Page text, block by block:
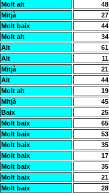
Molt alt 48
Mitjà 27
Molt baix 44
Molt alt 34
Alt 61
Alt 11
Mitjà 21
Alt 44
Molt alt 19
Mitjà 45
Baix 25
Molt baix 65
Molt baix 53
Molt baix 35
Molt baix 17
Molt baix 35
Molt baix 21
Molt baix 28